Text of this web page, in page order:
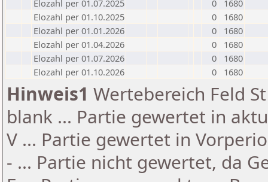
Elozahl per 01.07.2025
0
1680
Elozahl per 01.10.2025
0
1680
Elozahl per 01.01.2026
0
1680
Elozahl per 01.04.2026
0
1680
Elozahl per 01.07.2026
0
1680
Elozahl per 01.10.2026
0 1680
Hinweis1 Wertebereich Feld
blank ... Partie gewertet in
V ... Partie gewertet in
- ... Partie nicht gewertet, da